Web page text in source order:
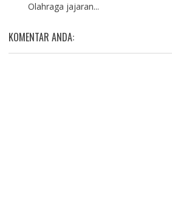
Olahraga jajaran...
KOMENTAR ANDA: